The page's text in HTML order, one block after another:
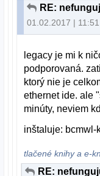
01.02.2017 | 11:51
legacy je mi k
podporovaná.
ktorý nie je
ethernet ide. ale
minúty, neviem
inštaluje: bcmwl-
tlačené knihy a e-